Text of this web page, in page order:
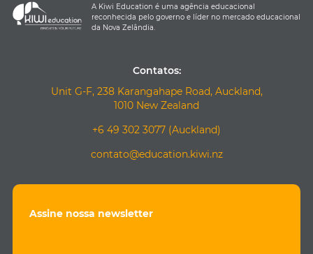
A Kiwi Education é uma agência educacional
reconhecida pelo governo e líder no mercado educacional
da Nova Zelândia.
Contatos:
Unit G-F, 238 Karangahape Road, Auckland,
1010 New Zealand
+6 49 302 3077 (Auckland)
contato@education.kiwi.nz
Assine nossa newsletter